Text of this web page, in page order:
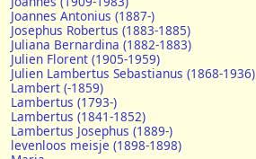
Joannes Antonius (1887-)
Josephus Robertus (1883-1885)
Juliana Bernardina (1882-1883)
Julien Florent (1905-1959)
Julien Lambertus Sebastianus (1868-1936)
Lambert (-1859)
Lambertus (1793-)
Lambertus (1841-1852)
Lambertus Josephus (1889-)
levenloos meisje (1898-1898)